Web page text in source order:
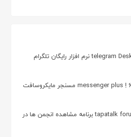
دانلود telegram Desktop 6.5.1 نرم افزار رایگان تلگرام
دانلود tapatalk forums 8.9.10 برنامه مشاهده انجمن ها در